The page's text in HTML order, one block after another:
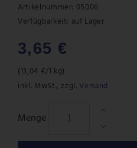
Artikelnummer: 05006
Verfügbarkeit: auf Lager
3,65 €
(13,04 €/1 kg)
inkl. MwSt., zzgl. Versand
Menge